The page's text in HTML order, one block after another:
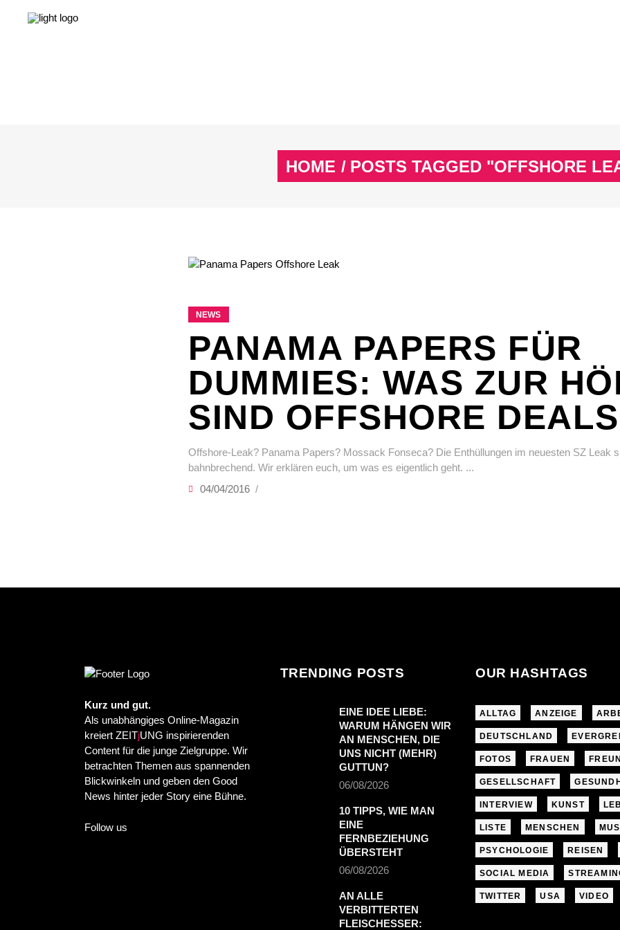
HOME / POSTS TAGGED "OFFSHORE
NEWS
PANAMA PAPERS FÜR
DUMMIES: WAS ZUR
SIND OFFSHORE
Offshore-Leak? Panama Papers? Mossack Fonseca? Die Enthüllungen im neuesten SZ Leak
bahnbrechend. Wir erklären euch, um was es eigentlich geht.
04/04/2016
Kurz und gut.
Als unabhängiges Online-Magazin
kreiert ZEITjUNG inspirierenden
Content für die junge Zielgruppe. Wir
betrachten Themen aus spannenden
Blickwinkeln und geben den Good
News hinter jeder Story eine Bühne.
Follow us
TRENDING POSTS
EINE IDEE LIEBE:
WARUM HÄNGEN WIR
AN MENSCHEN, DIE
UNS NICHT (MEHR)
GUTTUN?
06/08/2026
10 TIPPS, WIE MAN
EINE
FERNBEZIEHUNG
ÜBERSTEHT
06/08/2026
AN ALLE
VERBITTERTEN
FLEISCHESSER:
OUR HASHTAGS
ALLTAG ANZEIGE
DEUTSCHLAND
FOTOS FRAUEN
GESELLSCHAFT
INTERVIEW KUNST
LISTE MENSCHEN
PSYCHOLOGIE REISEN
SOCIAL MEDIA
TWITTER USA VIDEO